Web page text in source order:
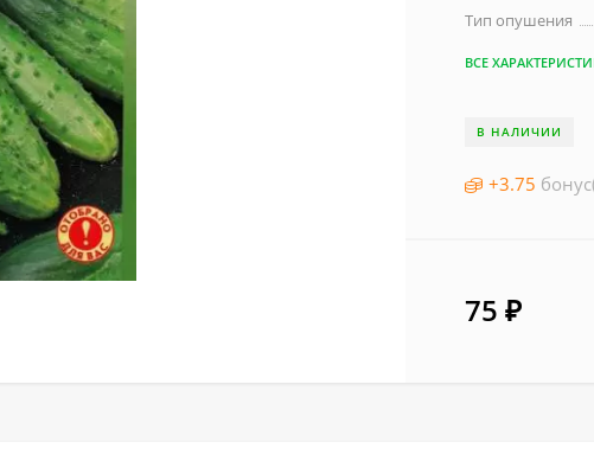
Тип опушения
ВСЕ
В НАЛИЧИИ
+3.75
75₽